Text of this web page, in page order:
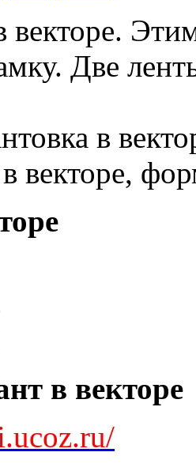
векторе.
Две
в
векторе,
в векторе